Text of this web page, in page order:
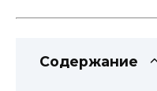
Содержание